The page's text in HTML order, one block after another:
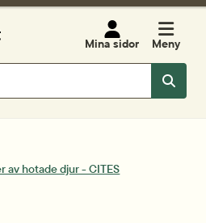
Mina sidor Meny
Sök
av hotade djur - CITES